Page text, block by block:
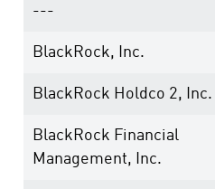
---
BlackRock, Inc.
BlackRock Holdco 2, Inc.
BlackRock Financial
Management, Inc.